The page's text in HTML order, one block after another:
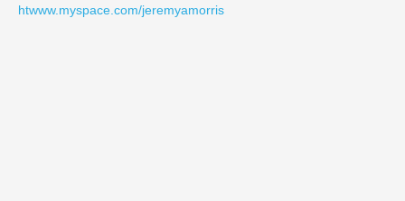
htwww.myspace.com/jeremyamorris